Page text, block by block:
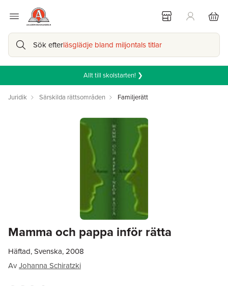
Sök efterläsglädje bland miljontals titlar
Allt till skolstarten! ❯
Juridik Särskilda rättsområden Familjerätt
Mamma och pappa inför rätta
Häftad, Svenska, 2008
AvJohanna Schiratzki